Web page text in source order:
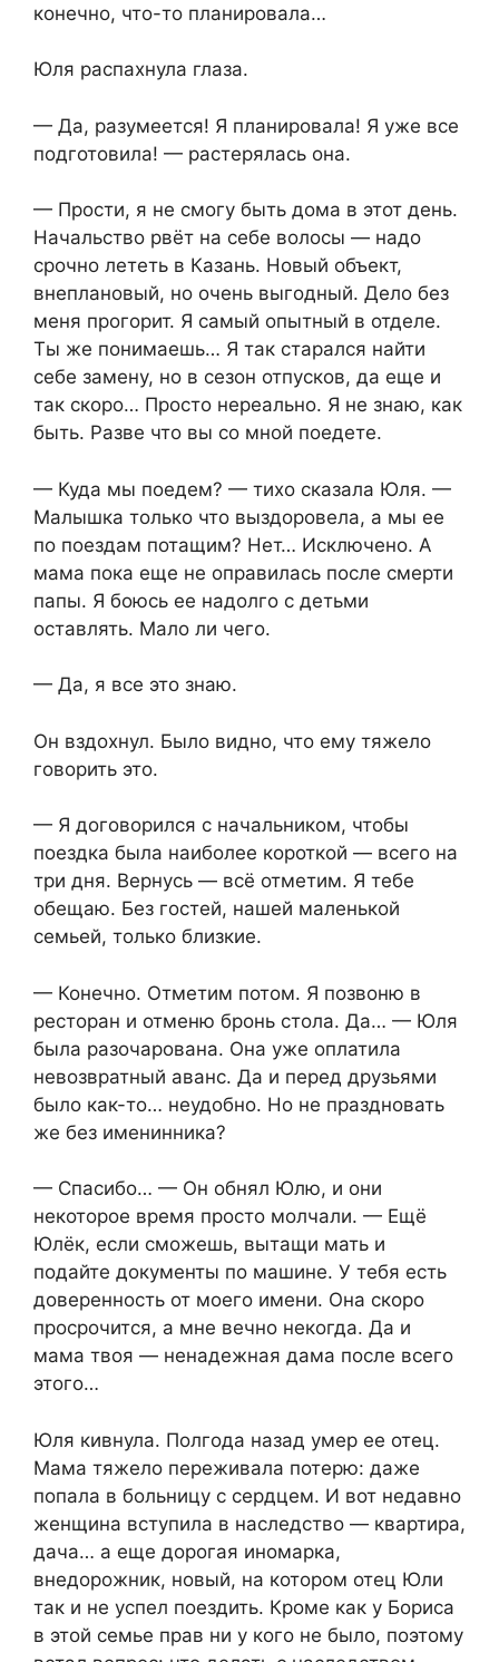
конечно, что-то планировала…
Юля распахнула глаза.
— Да, разумеется! Я планировала! Я уже все
подготовила! — растерялась она.
— Прости, я не смогу быть дома в этот день.
Начальство рвёт на себе волосы — надо
срочно лететь в Казань. Новый объект,
внеплановый, но очень выгодный. Дело без
меня прогорит. Я самый опытный в отделе.
Ты же понимаешь… Я так старался найти
себе замену, но в сезон отпусков, да еще и
так скоро… Просто нереально. Я не знаю, как
быть. Разве что вы со мной поедете.
— Куда мы поедем? — тихо сказала Юля. —
Малышка только что выздоровела, а мы ее
по поездам потащим? Нет… Исключено. А
мама пока еще не оправилась после смерти
папы. Я боюсь ее надолго с детьми
оставлять. Мало ли чего.
— Да, я все это знаю.
Он вздохнул. Было видно, что ему тяжело
говорить это.
— Я договорился с начальником, чтобы
поездка была наиболее короткой — всего на
три дня. Вернусь — всё отметим. Я тебе
обещаю. Без гостей, нашей маленькой
семьей, только близкие.
— Конечно. Отметим потом. Я позвоню в
ресторан и отменю бронь стола. Да… — Юля
была разочарована. Она уже оплатила
невозвратный аванс. Да и перед друзьями
было как-то… неудобно. Но не праздновать
же без именинника?
— Спасибо… — Он обнял Юлю, и они
некоторое время просто молчали. — Ещё
Юлёк, если сможешь, вытащи мать и
подайте документы по машине. У тебя есть
доверенность от моего имени. Она скоро
просрочится, а мне вечно некогда. Да и
мама твоя — ненадежная дама после всего
этого…
Юля кивнула. Полгода назад умер ее отец.
Мама тяжело переживала потерю: даже
попала в больницу с сердцем. И вот недавно
женщина вступила в наследство — квартира,
дача… а еще дорогая иномарка,
внедорожник, новый, на котором отец Юли
так и не успел поездить. Кроме как у Бориса
в этой семье прав ни у кого не было, поэтому